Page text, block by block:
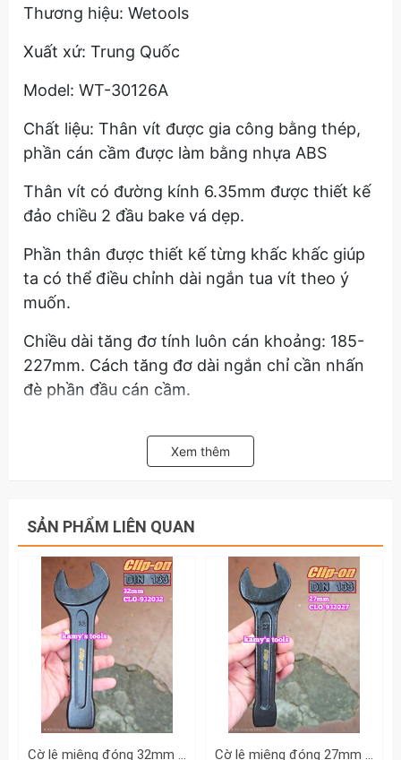
Thương hiệu: Wetools
Xuất xứ: Trung Quốc
Model: WT-30126A
Chất liệu: Thân vít được gia công bằng thép,
phần cán cầm được làm bằng nhựa ABS
Thân vít có đường kính 6.35mm được thiết kế
đảo chiều 2 đầu bake vá dẹp.
Phần thân được thiết kế từng khấc khấc giúp
ta có thể điều chỉnh dài ngắn tua vít theo ý
muốn.
Chiều dài tăng đơ tính luôn cán khoảng: 185-
227mm. Cách tăng đơ dài ngắn chỉ cần nhấn
đè phần đầu cán cầm.
lục giác ¼ inch cho phép gắn thân vít ¼ inch
Hãy liên hệ với kamytools để biết thêm thông
tin chi tiết sản phẩm tua vít 2 đầu tăng dài
ngắn 6mm PH2 dài 185-227mm Wetools WT-
30126A
Xem thêm
SẢN PHẨM LIÊN QUAN
Cờ lê miệng đóng 32mm DIN133 Clip-On CLO-932032 Cờ lê miệng đóng 27mm DIN133 Clip-On CLO-932027